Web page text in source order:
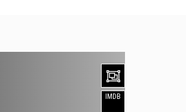
IMDB